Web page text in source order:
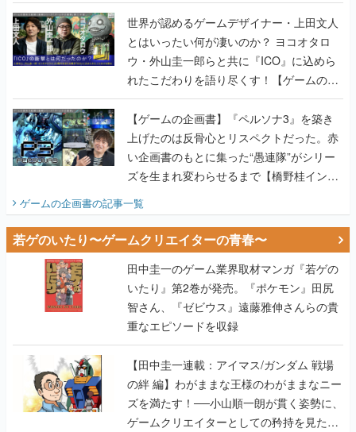
世界が認めるゲームデザイナー・上田文人
とはいったい何が凄いのか？ ヨコオタロ
ウ・外山圭一郎らと共に『ICO』に込めら
れたこだわりを語り尽くす！【ゲームの企
画書】
【ゲームの企画書】『ペルソナ3』を築き
上げたのは反骨心とリスペクトだった。赤
い企画書のもとに集った“愚連隊”がシリー
ズを生まれ変わらせるまで【橋野桂インタ
ゲームの企画書の記事一覧
若ゲのいたり〜ゲームクリエイターの青春〜
田中圭一のゲーム業界取材マンガ『若ゲの
いたり』第2巻が発売。『ポケモン』田尻
智さん、『ゼビウス』遠藤雅伸さんらの貴
重なエピソードを収録
【田中圭一連載：アイマス/ガンダム 戦場
の絆 編】わがままな王様のわがままなニー
ズを満たす！──小山順一朗が貫く姿勢に、
ゲームクリエイターとしての矜持を見た